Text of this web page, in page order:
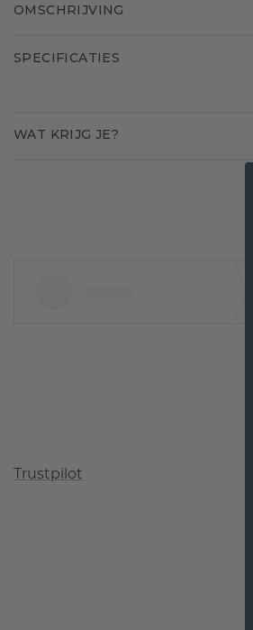
OMSCHRIJVING
SPECIFICATIES
WAT KRIJG JE?
Trustpilot